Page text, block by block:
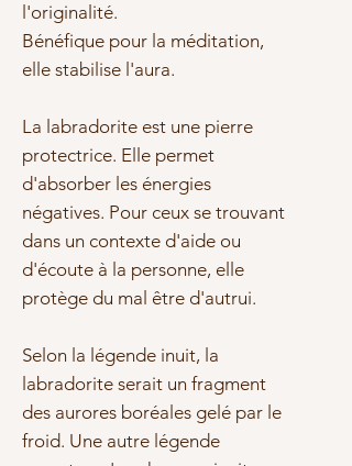
l'originalité.
Bénéfique pour la méditation,
elle stabilise l'aura.
La labradorite est une pierre
protectrice. Elle permet
d'absorber les énergies
négatives. Pour ceux se trouvant
dans un contexte d'aide ou
d'écoute à la personne, elle
protège du mal être d'autrui.
Selon la légende inuit, la
labradorite serait un fragment
des aurores boréales gelé par le
froid. Une autre légende